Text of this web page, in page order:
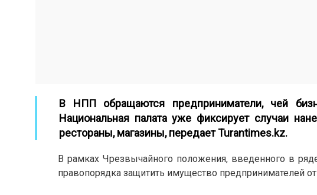
В НПП обращаются предприниматели, чей
Национальная палата уже фиксирует случаи
рестораны, магазины, передаетTurantimes.kz.
В рамках Чрезвычайного положения, введенного в
правопорядка защитить имущество предпринимателей